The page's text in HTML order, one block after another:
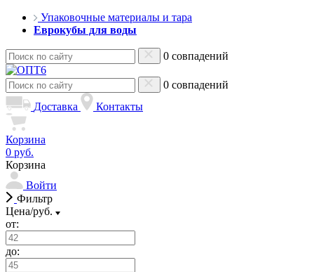
Упаковочные материалы и тара
Еврокубы для воды
0 совпадений
0 совпадений
Доставка
Контакты
Корзина
0 руб.
Корзина
Войти
Фильтр
Цена/руб.
от:
до: